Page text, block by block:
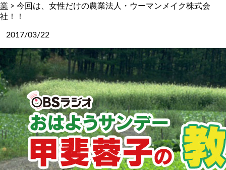
業 > 今回は、女性だけの農業法人・ウーマンメイク株式会
社！！
2017/03/22